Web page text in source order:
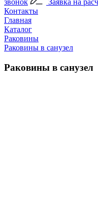
звонок
Заявка на
Контакты
Главная
Каталог
Раковины
Раковины в санузел
Раковины в санузел